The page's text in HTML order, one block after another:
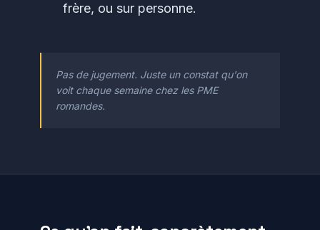
frère, ou sur personne.
Pas de jugement. Juste un constat qu'on
voit chaque semaine chez les PME
romandes.